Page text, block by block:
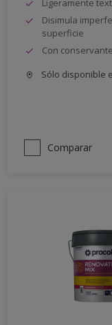
Disimula
superficie
Con
Sólo disponible
Comparar